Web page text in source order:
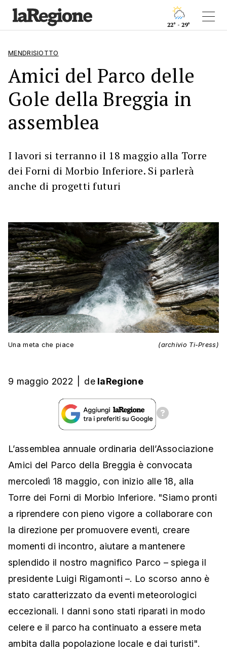
22° - 29°
MENDRISIOTTO
Amici del Parco delle
Gole della Breggia in
assemblea
I lavori si terranno il 18 maggio alla Torre
dei Forni di Morbio Inferiore. Si parlerà
anche di progetti futuri
Una meta che piace (archivio Ti-Press)
9 maggio 2022 de laRegione
L’assemblea annuale ordinaria dell’Associazione
Amici del Parco della Breggia è convocata
mercoledì 18 maggio, con inizio alle 18, alla
Torre dei Forni di Morbio Inferiore. "Siamo pronti
a riprendere con pieno vigore a collaborare con
la direzione per promuovere eventi, creare
momenti di incontro, aiutare a mantenere
splendido il nostro magnifico Parco – spiega il
presidente Luigi Rigamonti –. Lo scorso anno è
stato caratterizzato da eventi meteorologici
eccezionali. I danni sono stati riparati in modo
celere e il parco ha continuato a essere meta
ambita dalla popolazione locale e dai turisti".